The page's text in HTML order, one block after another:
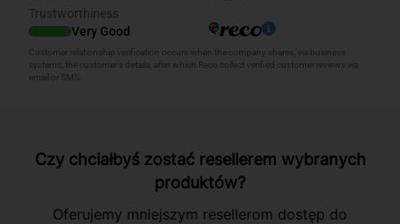
Czy chciałbyś zostać resellerem wybranych
produktów?
Oferujemy mniejszym resellerom dostęp do